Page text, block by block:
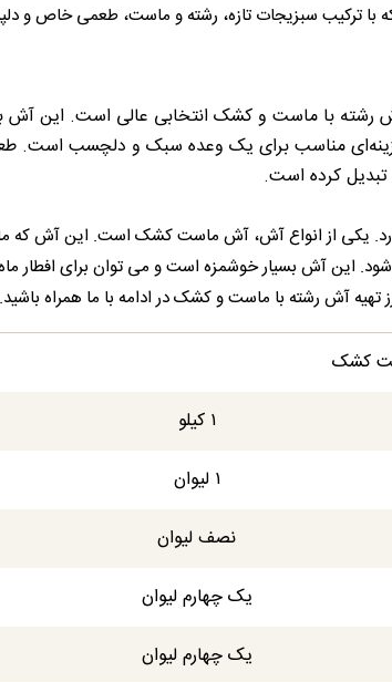
ترکیب سبزیجات تازه، رشته و ماست، طعمی خاص و
رشته با ماست و کشک انتخابی عالی است. این آش
مناسب برای یک وعده سبک و دلچسب است.
کرده است.
یکی از انواع آش، آش ماست کشک است. این آش که
این آش بسیار خوشمزه است و می توان برای افطار
آش رشته با ماست و کشک در ادامه با ما همراه باشید.
کشک
۱ کیلو
۱ لیوان
نصف لیوان
یک چهارم لیوان
یک چهارم لیوان